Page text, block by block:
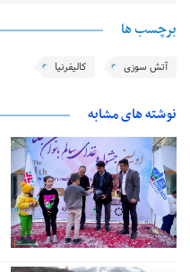
برچسب ها
آتش سوزی کالیفرنیا
نوشته های مشابه